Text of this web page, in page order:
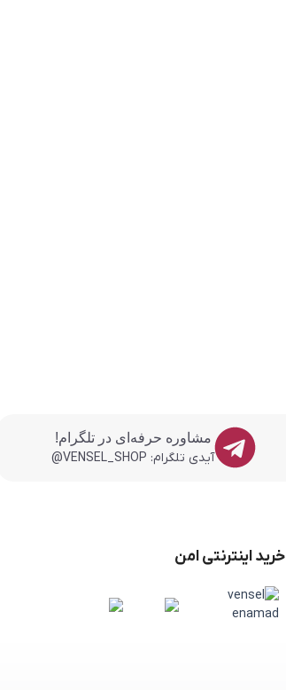
مشاوره حرفه‌ای در تلگرام!
آیدی تلگرام: VENSEL_SHOP@
خرید اینترنتی امن